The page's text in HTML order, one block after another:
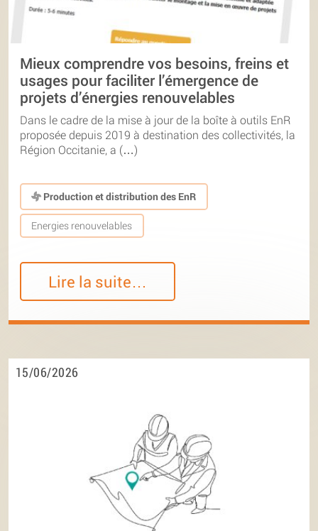
Mieux comprendre vos besoins, freins et
usages pour faciliter l’émergence de
projets d’énergies renouvelables
Dans le cadre de la mise à jour de la boîte à outils EnR
proposée depuis 2019 à destination des collectivités, la
Région Occitanie, a (…)
Production et distribution des EnR
Energies renouvelables
Lire la suite…
15/06/2026